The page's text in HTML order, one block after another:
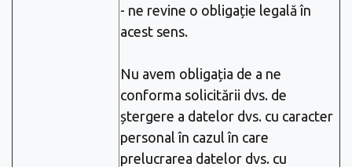
- ne revine o obligație legală în
acest sens.
Nu avem obligația de a ne
conforma solicitării dvs. de
ștergere a datelor dvs. cu caracter
personal în cazul în care
prelucrarea datelor dvs. cu